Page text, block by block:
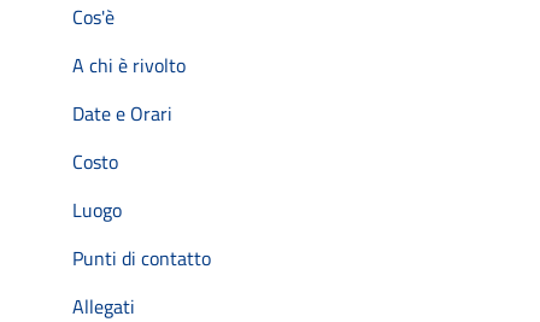
Cos'è
A chi è rivolto
Date e Orari
Costo
Luogo
Punti di contatto
Allegati